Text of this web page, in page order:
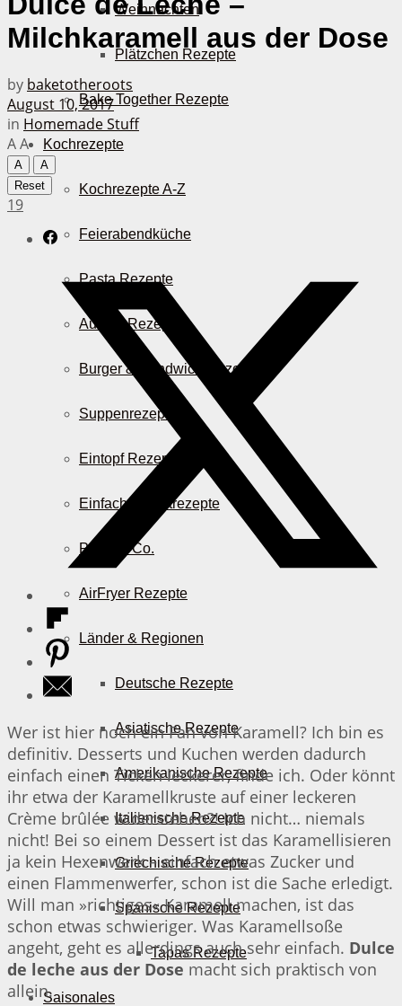
Weihnachten
Plätzchen Rezepte
Bake Together Rezepte
Kochrezepte
Kochrezepte A-Z
Feierabendküche
Pasta Rezepte
Auflauf Rezepte
Burger & Sandwich Rezepte
Suppenrezepte
Eintopf Rezepte
Einfache Salatrezepte
Pizza & Co.
AirFryer Rezepte
Länder & Regionen
Deutsche Rezepte
Asiatische Rezepte
Amerikanische Rezepte
Italienische Rezepte
Griechische Rezepte
Spanische Rezepte
Tapas Rezepte
Saisonales
Milchkaramell aus der Dose
by baketotheroots
August 10, 2017
in Homemade Stuff
AA
A
A
Reset
19
Wer ist hier noch ein Fan von Karamell? Ich bin es
definitiv. Desserts und Kuchen werden dadurch
einfach einen Ticken leckerer, finde ich. Oder könnt
ihr etwa der Karamellkruste auf einer leckeren
Crème brûlée widerstehen?! Ich nicht… niemals
nicht! Bei so einem Dessert ist das Karamellisieren
ja kein Hexenwerk – einfach etwas Zucker und
einen Flammenwerfer, schon ist die Sache erledigt.
Will man »richtiges« Karamell machen, ist das
schon etwas schwieriger. Was Karamellsoße
angeht, geht es allerdings auch sehr einfach. Dulce
de leche aus der Dose macht sich praktisch von
allein.